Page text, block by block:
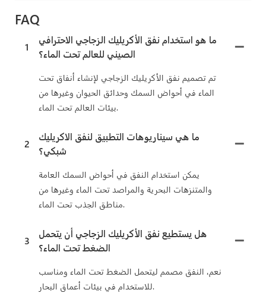
FAQ
1
ما هو استخدام نفق الأكريليك الزجاجي الاحترافي
الصيني للعالم تحت الماء؟
تم تصميم نفق الأكريليك الزجاجي لإنشاء أنفاق تحت
الماء في أحواض السمك وحدائق الحيوان وغيرها من
بيئات العالم تحت الماء.
2
ما هي سيناريوهات التطبيق لنفق الاكريليك
شبكي؟
يمكن استخدام النفق في أحواض السمك العامة
والمتنزهات البحرية والمراصد تحت الماء وغيرها من
مناطق الجذب تحت الماء.
3
هل يستطيع نفق الأكريليك الزجاجي أن يتحمل
الضغط تحت الماء؟
نعم، النفق مصمم ليتحمل الضغط تحت الماء ومناسب
للاستخدام في بيئات أعماق البحار.